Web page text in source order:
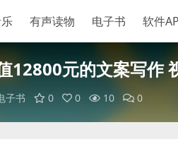
有声读物 电子书 软件
12800元的文案写作
子书 0 0 10 0